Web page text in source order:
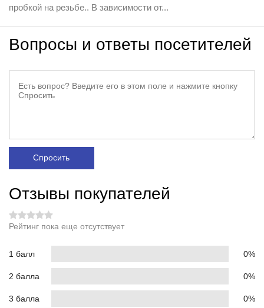
пробкой на резьбе.. В зависимости от...
Вопросы и ответы посетителей
Спросить
Отзывы покупателей
Рейтинг пока еще отсутствует
1 балл 0%
2 балла 0%
3 балла 0%